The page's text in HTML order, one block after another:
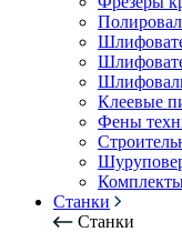
Клеевые
Фены
Станки
Станки